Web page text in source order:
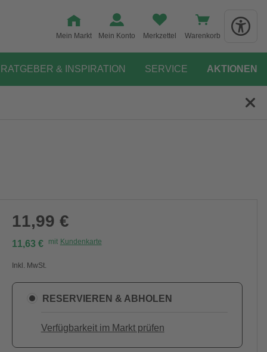
Mein Markt Mein Konto Merkzettel Warenkorb
RATGEBER & INSPIRATION SERVICE AKTIONEN
11,99 €
11,63 € mit Kundenkarte
Inkl. MwSt.
RESERVIEREN & ABHOLEN
Verfügbarkeit im Markt prüfen